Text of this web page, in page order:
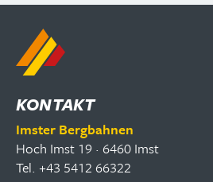
KONTAKT
Imster Bergbahnen
Hoch Imst 19 · 6460 Imst
Tel. +43 5412 66322